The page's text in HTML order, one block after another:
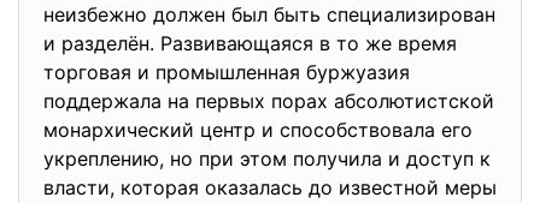
неизбежно должен был быть специализирован
и разделён. Развивающаяся в то же время
торговая и промышленная буржуазия
поддержала на первых порах абсолютистской
монархический центр и способствовала его
укреплению, но при этом получила и доступ к
власти, которая оказалась до известной меры